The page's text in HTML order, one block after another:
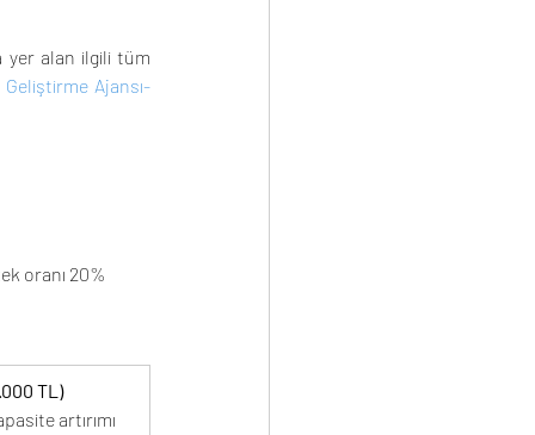
yer alan ilgili tüm
Geliştirme Ajansı-
oranı 20%
TL)
artırımı